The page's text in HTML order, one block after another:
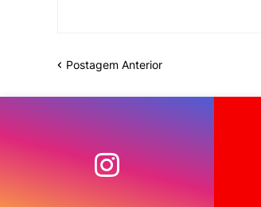
Postagem Anterior